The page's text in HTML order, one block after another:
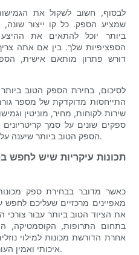
לבסוף, חשוב לשקול את
שמציע הספק. כל קו ייצור שונה,
ביותר יוכל להתאים את
הספציפיות שלך. בין אם אתה
דורש פתרון מותאם אישית,
לסיכום, בחירת הספק הטוב ביותר
התייחסות מדוקדקת של מספר
שירות לקוחות, מחיר, מוניטין
ספקים שונים על סמך
הספק הטוב ביותר שיענה על צרכי מכונות המילוי הנוזליות שלך.
כאשר מדובר בבחירת ספק
מאפיינים מרכזיים שעליכם
את הציוד הטוב ביותר עבור
בתחום התרופות, הקוסמטיקה,
אחרת הדורשת מכונות למילוי
איכותי ואמין העונה על הדרישות הספציפיות שלכם.